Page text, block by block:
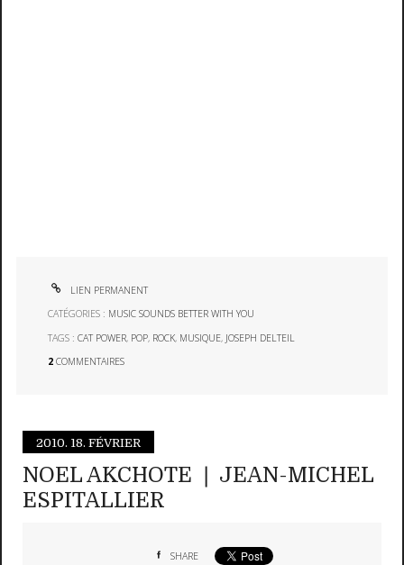
LIEN PERMANENT
CATÉGORIES : MUSIC SOUNDS BETTER WITH YOU
TAGS :CAT POWER, POP, ROCK, MUSIQUE, JOSEPH DELTEIL
2 COMMENTAIRES
2010. 18. FÉVRIER
NOEL AKCHOTE ❘ JEAN-MICHEL
ESPITALLIER
SHARE